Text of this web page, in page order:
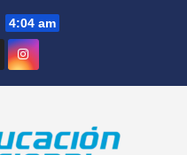
4:04 am